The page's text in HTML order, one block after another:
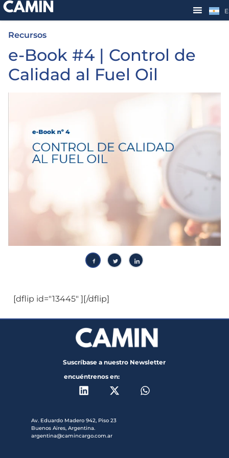
Recursos
e-Book #4 | Control de
Calidad al Fuel Oil
[dflip id="13445" ][/dflip]
Suscríbase a nuestro Newsletter
encuéntrenos en:
Av. Eduardo Madero 942, Piso 23
Buenos Aires, Argentina.
argentina@camincargo.com.ar